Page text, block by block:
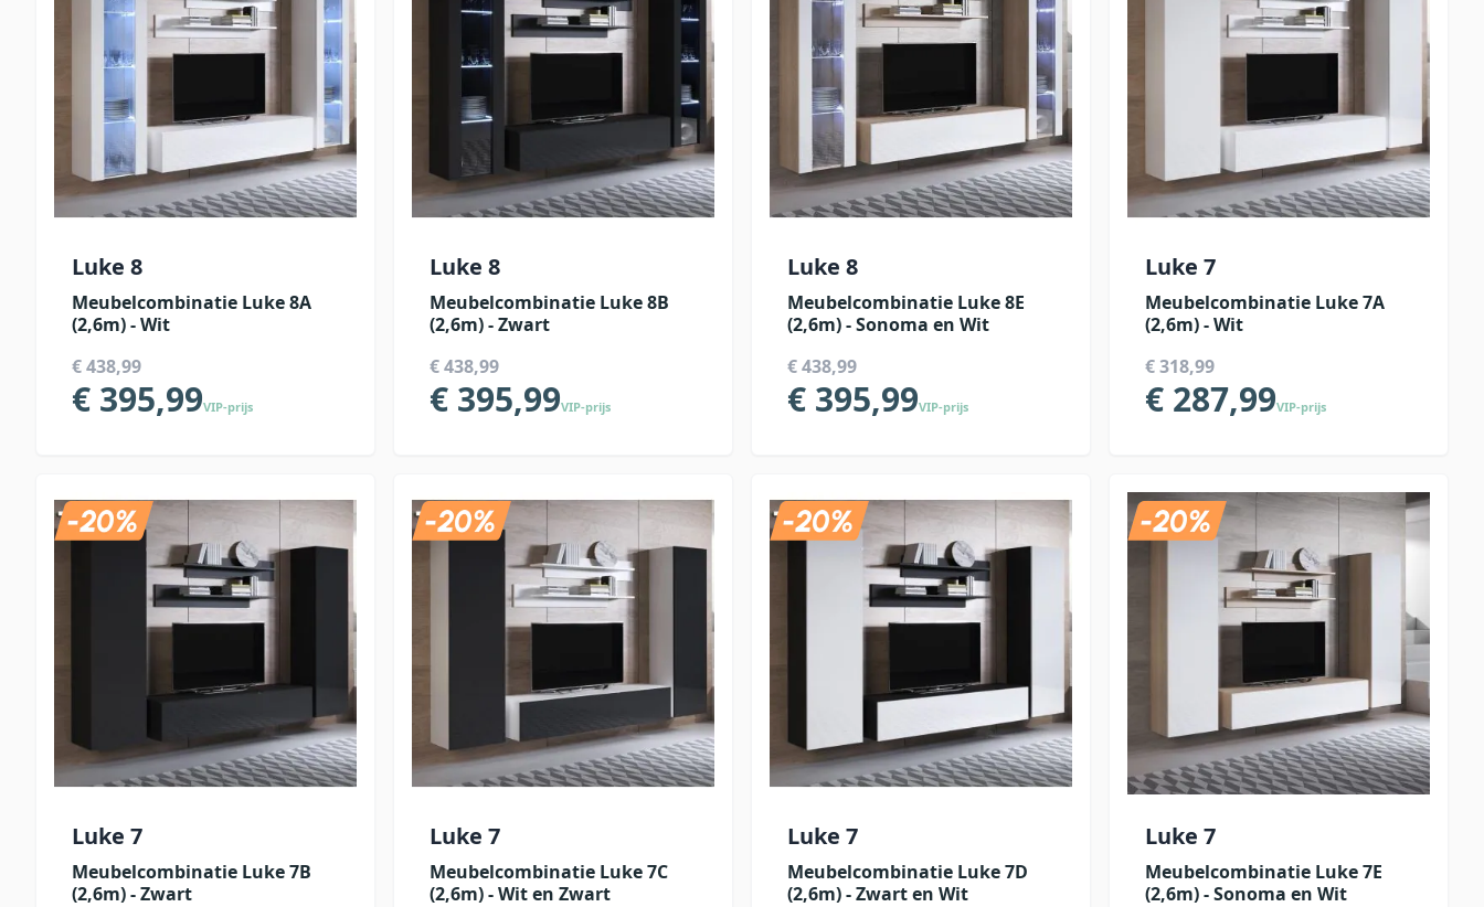
Luke 8
Meubelcombinatie Luke 8A
(2,6m) - Wit
€ 438,99
€ 395,99VIP-prijs
Luke 8
Meubelcombinatie Luke 8B
(2,6m) - Zwart
€ 438,99
€ 395,99VIP-prijs
Luke 8
Meubelcombinatie Luke 8E
(2,6m) - Sonoma en Wit
€ 438,99
€ 395,99VIP-prijs
Luke 7
Meubelcombinatie Luke 7A
(2,6m) - Wit
€ 318,99
€ 287,99VIP-prijs
Luke 7
Meubelcombinatie Luke 7B
(2,6m) - Zwart
Luke 7
Meubelcombinatie Luke 7C
(2,6m) - Wit en Zwart
Luke 7
Meubelcombinatie Luke 7D
(2,6m) - Zwart en Wit
Luke 7
Meubelcombinatie Luke 7E
(2,6m) - Sonoma en Wit